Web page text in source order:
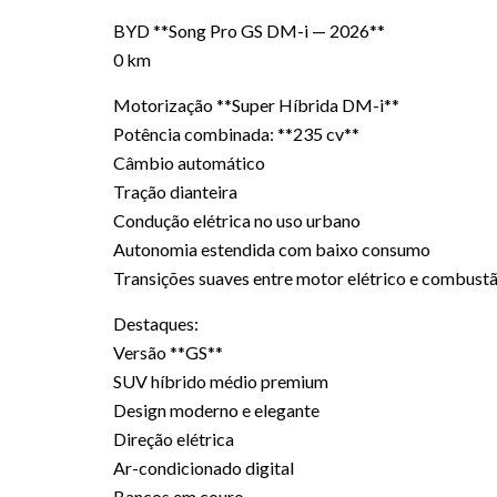
BYD **Song Pro GS DM-i — 2026**
0 km
Motorização **Super Híbrida DM-i**
Potência combinada: **235 cv**
Câmbio automático
Tração dianteira
Condução elétrica no uso urbano
Autonomia estendida com baixo consumo
Transições suaves entre motor elétrico e
Destaques:
Versão **GS**
SUV híbrido médio premium
Design moderno e elegante
Direção elétrica
Ar-condicionado digital